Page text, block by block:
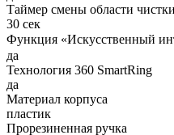
Таймер смены области чистки
30 сек
Функция «Искусственный
да
Технология 360 SmartRing
да
Материал корпуса
пластик
Прорезиненная ручка